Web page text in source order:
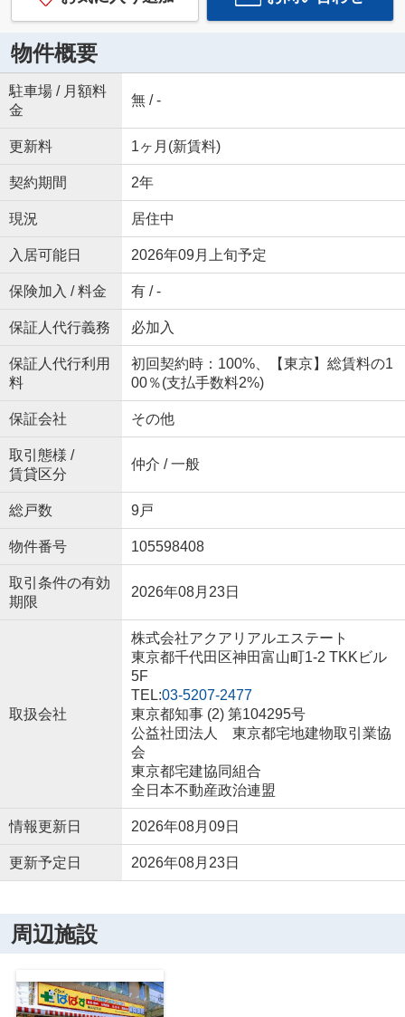
物件概要
駐車場 / 月額料
金
無 / -
更新料 1ヶ月(新賃料)
契約期間 2年
現況 居住中
入居可能日 2026年09月上旬予定
保険加入 / 料金 有 / -
保証人代行義務 必加入
保証人代行利用
料
初回契約時：100%、【東京】総賃料の1
00％(支払手数料2%)
保証会社 その他
取引態様 /
賃貸区分
仲介 / 一般
総戸数 9戸
物件番号 105598408
取引条件の有効
期限
2026年08月23日
取扱会社
株式会社アクアリアルエステート
東京都千代田区神田富山町1-2 TKKビル
5F
TEL:03-5207-2477
東京都知事 (2) 第104295号
公益社団法人 東京都宅地建物取引業協
会
東京都宅建協同組合
全日本不動産政治連盟
情報更新日 2026年08月09日
更新予定日 2026年08月23日
周辺施設